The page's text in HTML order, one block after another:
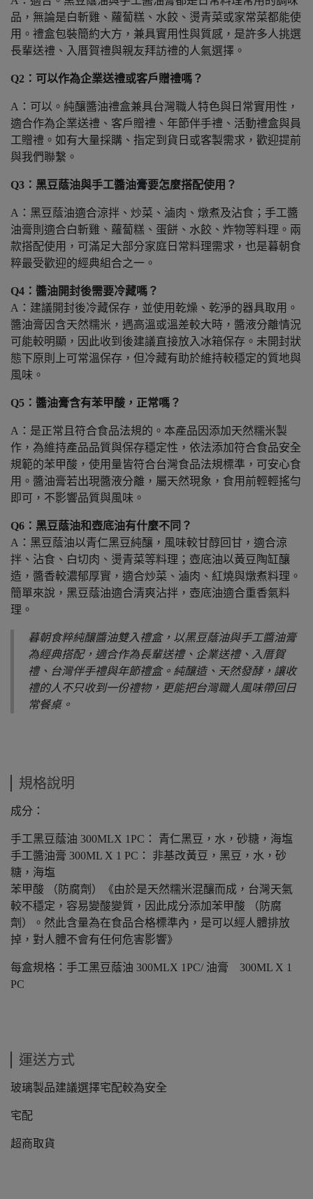
品，無論是白斬雞、蘿蔔糕、水餃、燙青菜或家常菜都能使
用。禮盒包裝簡約大方，兼具實用性與質感，是許多人挑選
長輩送禮、入厝賀禮與親友拜訪禮的人氣選擇。
Q2：可以作為企業送禮或客戶贈禮嗎？
A：可以。純釀醬油禮盒兼具台灣職人特色與日常實用性，
適合作為企業送禮、客戶贈禮、年節伴手禮、活動禮盒與員
工贈禮。如有大量採購、指定到貨日或客製需求，歡迎提前
與我們聯繫。
Q3：黑豆蔭油與手工醬油膏要怎麼搭配使用？
A：黑豆蔭油適合涼拌、炒菜、滷肉、燉煮及沾食；手工醬
油膏則適合白斬雞、蘿蔔糕、蛋餅、水餃、炸物等料理。兩
款搭配使用，可滿足大部分家庭日常料理需求，也是暮朝食
粹最受歡迎的經典組合之一。
Q4：醬油開封後需要冷藏嗎？
A：建議開封後冷藏保存，並使用乾燥、乾淨的器具取用。
醬油膏因含天然糯米，遇高溫或溫差較大時，醬液分離情況
可能較明顯，因此收到後建議直接放入冰箱保存。未開封狀
態下原則上可常溫保存，但冷藏有助於維持較穩定的質地與
風味。
Q5：醬油膏含有苯甲酸，正常嗎？
A：是正常且符合食品法規的。本產品因添加天然糯米製
作，為維持產品品質與保存穩定性，依法添加符合食品安全
規範的苯甲酸，使用量皆符合台灣食品法規標準，可安心食
用。醬油膏若出現醬液分離，屬天然現象，食用前輕輕搖勻
即可，不影響品質與風味。
Q6：黑豆蔭油和壺底油有什麼不同？
A：黑豆蔭油以青仁黑豆純釀，風味較甘醇回甘，適合涼
拌、沾食、白切肉、燙青菜等料理；壺底油以黃豆陶缸釀
造，醬香較濃郁厚實，適合炒菜、滷肉、紅燒與燉煮料理。
簡單來說，黑豆蔭油適合清爽沾拌，壺底油適合重香氣料
理。
暮朝食粹純釀醬油雙入禮盒，以黑豆蔭油與手工醬油膏
為經典搭配，適合作為長輩送禮、企業送禮、入厝賀
禮、台灣伴手禮與年節禮盒。純釀造、天然發酵，讓收
禮的人不只收到一份禮物，更能把台灣職人風味帶回日
常餐桌。
規格說明
成分：
手工黑豆蔭油 300MLX 1PC： 青仁黑豆，水，砂糖，海塩
手工醬油膏 300ML X 1 PC： 非基改黃豆，黑豆，水，砂
糖，海塩
苯甲酸 （防腐劑）《由於是天然糯米混釀而成，台灣天氣
較不穩定，容易變酸變質，因此成分添加苯甲酸 （防腐
劑）。然此含量為在食品合格標準內，是可以經人體排放
掉，對人體不會有任何危害影響》
每盒規格：手工黑豆蔭油 300MLX 1PC/ 油膏 300ML X 1
PC
運送方式
玻璃製品建議選擇宅配較為安全
宅配
超商取貨